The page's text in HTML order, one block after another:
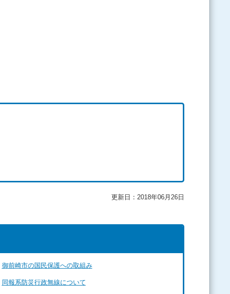
更新日：2018年06月26日
御前崎市の国民保護への取組み
同報系防災行政無線について